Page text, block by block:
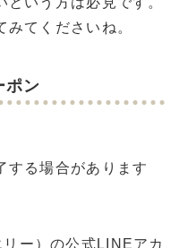
てくださいね。
ポン
る場合があります
ー）の公式LINEアカ